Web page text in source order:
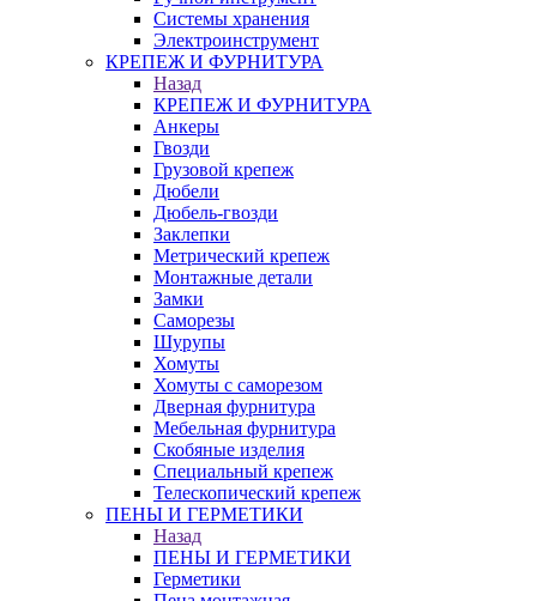
Системы хранения
Электроинструмент
КРЕПЕЖ И ФУРНИТУРА
Назад
КРЕПЕЖ И ФУРНИТУРА
Анкеры
Гвозди
Грузовой крепеж
Дюбели
Дюбель-гвозди
Заклепки
Метрический крепеж
Монтажные детали
Замки
Саморезы
Шурупы
Хомуты
Хомуты с саморезом
Дверная фурнитура
Мебельная фурнитура
Скобяные изделия
Специальный крепеж
Телескопический крепеж
ПЕНЫ И ГЕРМЕТИКИ
Назад
ПЕНЫ И ГЕРМЕТИКИ
Герметики